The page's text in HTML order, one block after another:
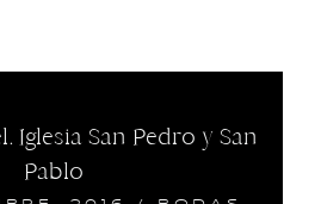
Iglesia San Pedro y San
Pablo